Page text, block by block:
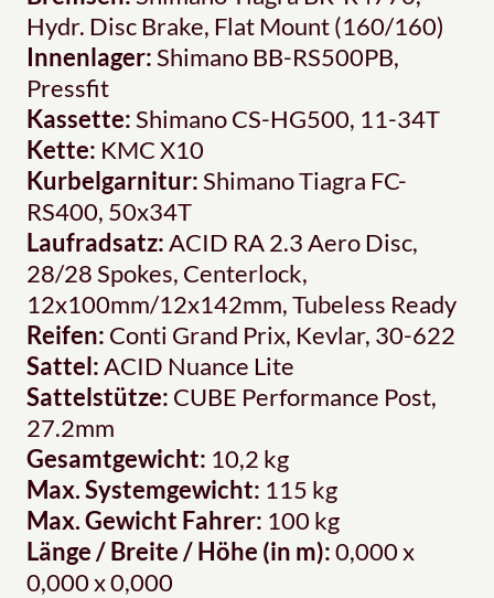
Hydr. Disc Brake, Flat Mount (160/160)
Innenlager:Shimano BB-RS500PB,
Pressfit
Kassette:Shimano CS-HG500, 11-34T
Kette: KMC X10
Kurbelgarnitur:Shimano Tiagra FC-
RS400, 50x34T
Laufradsatz:ACID RA 2.3 Aero Disc,
28/28 Spokes, Centerlock,
12x100mm/12x142mm, Tubeless Ready
Reifen: Conti Grand Prix, Kevlar, 30-622
Sattel:ACID Nuance Lite
Sattelstütze: CUBE Performance Post,
27.2mm
Gesamtgewicht: 10,2 kg
Max. Systemgewicht: 115 kg
Max. Gewicht Fahrer: 100 kg
Länge / Breite / Höhe (in m):0,000 x
0,000 x 0,000